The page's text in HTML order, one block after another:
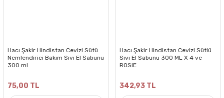
Hacı Şakir Hindistan Cevizi Sütü
Nemlendirici Bakım Sıvı El Sabunu
300 ml
75,00 TL
Hacı Şakir Hindistan Cevizi Sütlü
Sıvı El Sabunu 300 ML X 4 ve
ROSIE
342,93 TL